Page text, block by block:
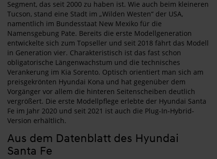
Segment, das seit 2000 zu haben ist. Wie auch beim kleineren
Tucson, stand eine Stadt im „Wilden Westen“ der USA,
namentlich im Bundesstaat New Mexiko für die
Namensgebung Pate. Bereits die erste Modellgeneration
entwickelte sich zum Topseller und seit 2018 fährt das Modell
in Generation vier. Charakteristisch ist das fast schon
obligatorische Längenwachstum und die technisches
Verankerung im Kia Sorento. Optisch orientiert man sich am
preisgekrönten Hyundai Kona und hat gegenüber dem
Vorgänger vor allem die hinteren Seitenscheiben deutlich
vergrößert. Die erste Modellpflege erlebte der Hyundai Santa
Fe im Jahr 2020 und seit 2021 ist auch die Plug-In-Hybrid-
Version erhältlich.
Aus dem Datenblatt des Hyundai
Santa Fe